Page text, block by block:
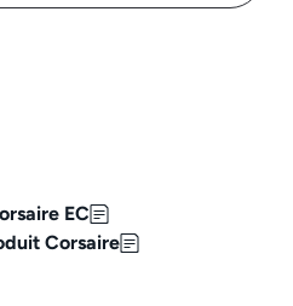
EC
Corsaire